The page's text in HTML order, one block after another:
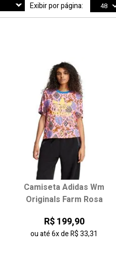
Exibir por página: 48
Camiseta Adidas Wm
Originals Farm Rosa
R$ 199,90
ou até6xdeR$ 33,31